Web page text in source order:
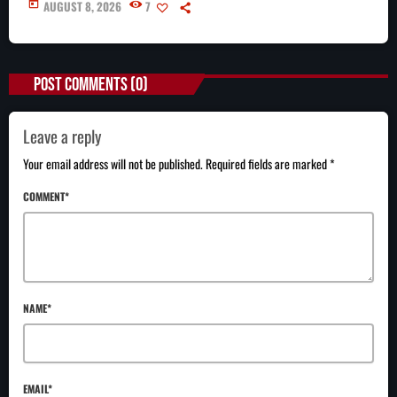
today AUGUST 8, 2026 7
POST COMMENTS (0)
Leave a reply
Your email address will not be published. Required fields are marked *
COMMENT*
NAME*
EMAIL*